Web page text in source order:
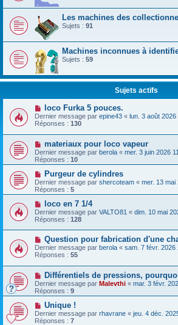
Les machines des
Sujets : 91
Machines inconnues à
Sujets : 59
Sujets actifs
loco Furka 5 pouces.
Dernier message par epine43 « lun. 3 août 2026
Réponses : 130
materiaux pour loco vapeur
Dernier message par berola « mer. 3 juin 2026
Réponses : 10
Purgeur de cylindres
Dernier message par shercoteam « mer. 13 mai
Réponses : 5
loco en 7 1/4
Dernier message par VALTO81 « dim. 10 mai
Réponses : 128
Question pour fabrication d'une
Dernier message par berola « sam. 7 févr. 2026
Réponses : 55
Différentiels de pressions,
Dernier message par Malevthi « mar. 3 févr.
Réponses : 9
Unique !
Dernier message par rhavrane « jeu. 4 déc.
Réponses : 7